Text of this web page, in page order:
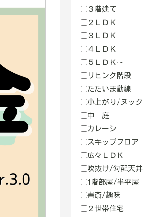
３階建て
２ＬＤＫ
３ＬＤＫ
４ＬＤＫ
５ＬＤＫ～
リビング階段
ただいま動線
小上がり/ヌック
中 庭
ガレージ
スキップフロア
広々ＬＤＫ
吹抜け/勾配天井
1階部屋/半平屋
書斎/趣味
２世帯住宅